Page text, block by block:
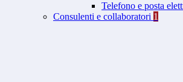
Telefono e posta
Consulenti e collaboratori 1